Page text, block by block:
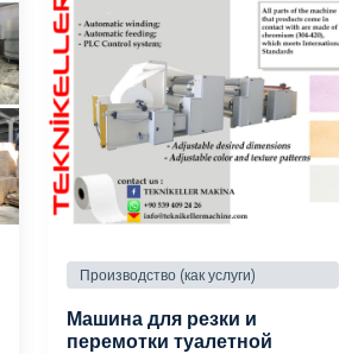
Производство (как услуги)
Машина для резки и
перемотки туалетной